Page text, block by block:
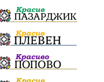
ПравилаЗаВсички